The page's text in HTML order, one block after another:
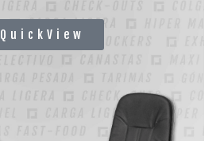
QuickView